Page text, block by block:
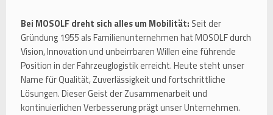
Bei MOSOLF dreht sich alles um Mobilität: Seit der
Gründung 1955 als Familienunternehmen hat MOSOLF durch
Vision, Innovation und unbeirrbaren Willen eine führende
Position in der Fahrzeuglogistik erreicht. Heute steht unser
Name für Qualität, Zuverlässigkeit und fortschrittliche
Lösungen. Dieser Geist der Zusammenarbeit und
kontinuierlichen Verbesserung prägt unser Unternehmen.